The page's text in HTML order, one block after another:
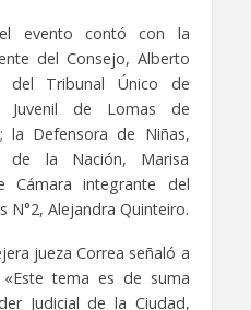
evento contó con la
del Consejo, Alberto
del Tribunal Único de
Juvenil de Lomas de
la Defensora de Niñas,
de la Nación, Marisa
Cámara integrante del
N°2, Alejandra Quinteiro.
jueza Correa señaló a
tema es de suma
Judicial de la Ciudad,